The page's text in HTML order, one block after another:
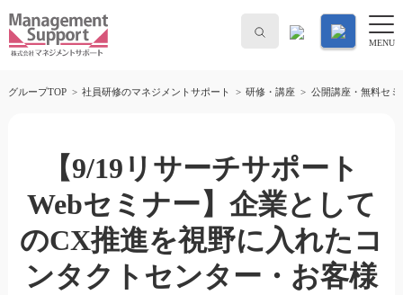
MENU
グループTOP 社員研修のマネジメントサポート 研修・講座 公開講座・無料セミ
【9/19リサーチサポート
Webセミナー】企業として
のCX推進を視野に入れたコ
ンタクトセンター・お客様